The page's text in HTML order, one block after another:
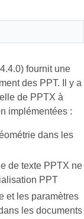
fournit une
des PPT. Il y a
de PPTX à
implémentées :
dans les
de texte PPTX ne
PPT
et les paramètres
les documents